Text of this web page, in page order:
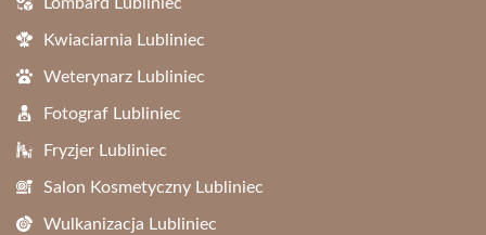
Kwiaciarnia Lubliniec
Weterynarz Lubliniec
Fotograf Lubliniec
Fryzjer Lubliniec
Salon Kosmetyczny Lubliniec
Wulkanizacja Lubliniec